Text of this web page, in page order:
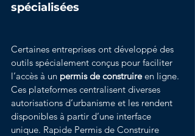
spécialisées
Certaines entreprises ont développé des
outils spécialement conçus pour faciliter
l’accès à un permis de construire en ligne.
Ces plateformes centralisent diverses
autorisations d’urbanisme et les rendent
disponibles à partir d’une interface
unique. Rapide Permis de Construire